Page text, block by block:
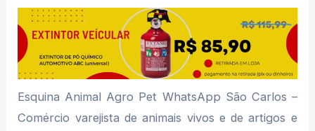
Esquina Animal Agro Pet WhatsApp São Carlos –
Comércio varejista de animais vivos e de artigos e